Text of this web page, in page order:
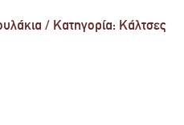
Κατηγορία: Κάλτσες